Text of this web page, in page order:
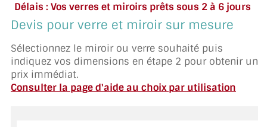
NOUS CONTACTER
DEMANDE DE DEVIS
SUIVI DE DEVIS
Délais : Vos verres et miroirs prêts sous 2 à 6 jours
en moyenne
Besoin d'aide ?
Appelez ou envoyez un SMS au 06 79 92 33 38
Devis pour verre et miroir sur mesure
Sélectionnez le miroir ou verre souhaité puis
indiquez vos dimensions en étape 2 pour obtenir un
prix immédiat.
Consulter la page d'aide au choix par utilisation